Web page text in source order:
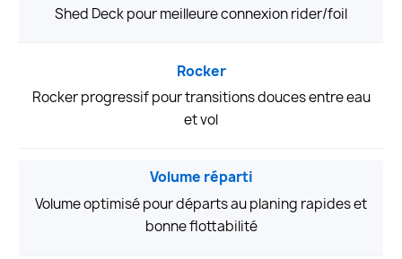
Shed Deck pour meilleure connexion rider/foil
Rocker
Rocker progressif pour transitions douces entre eau
et vol
Volume réparti
Volume optimisé pour départs au planing rapides et
bonne flottabilité